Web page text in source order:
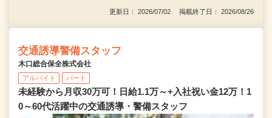
更新日： 2026/07/02 掲載終了日： 2026/08/26
交通誘導警備スタッフ
木口総合保全株式会社
アルバイト パート
未経験から月収30万可！日給1.1万～+入社祝い金12万！1
0～60代活躍中の交通誘導・警備スタッフ